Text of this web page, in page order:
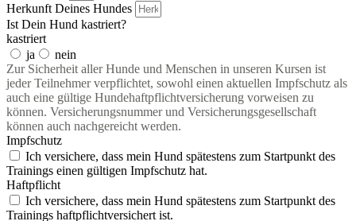
Herkunft Deines Hundes
Ist Dein Hund kastriert?
kastriert
ja
nein
Zur Sicherheit aller Hunde und Menschen in unseren Kursen ist
jeder Teilnehmer verpflichtet, sowohl einen aktuellen Impfschutz als
auch eine gültige Hundehaftpflichtversicherung vorweisen zu
können. Versicherungsnummer und Versicherungsgesellschaft
können auch nachgereicht werden.
Impfschutz
Ich versichere, dass mein Hund spätestens zum Startpunkt des
Trainings einen gültigen Impfschutz hat.
Haftpflicht
Ich versichere, dass mein Hund spätestens zum Startpunkt des
Trainings haftpflichtversichert ist.